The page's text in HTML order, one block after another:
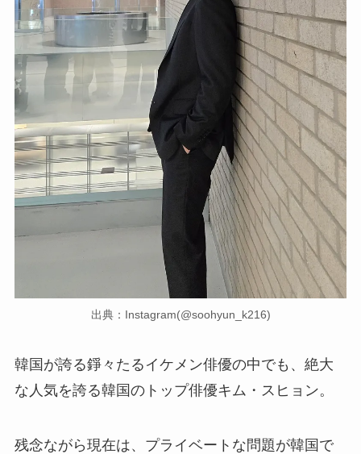
出典：Instagram(@soohyun_k216)
韓国が誇る錚々たるイケメン俳優の中でも、絶大
な人気を誇る韓国のトップ俳優キム・スヒョン。
残念ながら現在は、プライベートな問題が韓国で